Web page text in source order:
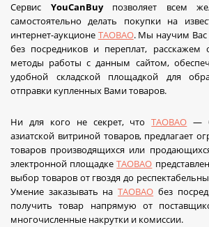
Сервис YouCanBuyпозволяет всем
самостоятельно делать покупки на
интернет-аукционе TAOBAO. Мы научим Вас
без посредников и переплат,
методы работы с данным сайтом,
удобной складской площадкой для
отправки купленных Вами товаров.
Ни для кого не секрет, чтоTAOBAO —
азиатской витриной товаров, предлагает
товаров производящихся или
электронной площадкеTAOBAO
выбор товаров от гвоздя до
Умение заказывать наTAOBAO без
получить товар напрямую от
многочисленные накрутки и комиссии.